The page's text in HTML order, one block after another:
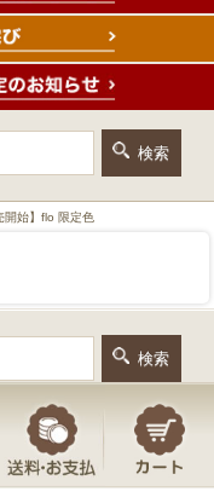
始】flo 限定色